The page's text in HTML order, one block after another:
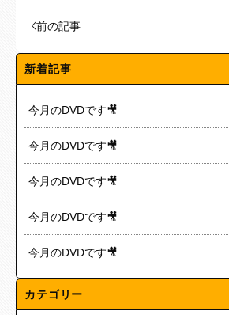
前の記事
新着記事
今月のDVDです🎥
今月のDVDです🎥
今月のDVDです🎥
今月のDVDです🎥
今月のDVDです🎥
カテゴリー